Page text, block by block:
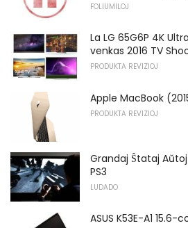
FOLIUMILOJ
La LG 65G6P 4K
venkas 2016 TV
PRODUKTA REVIZIOJ
Apple MacBook
PRODUKTA REVIZIOJ
Grandaj Ŝtataj
PS3
LUDADO
ASUS K53E-A1